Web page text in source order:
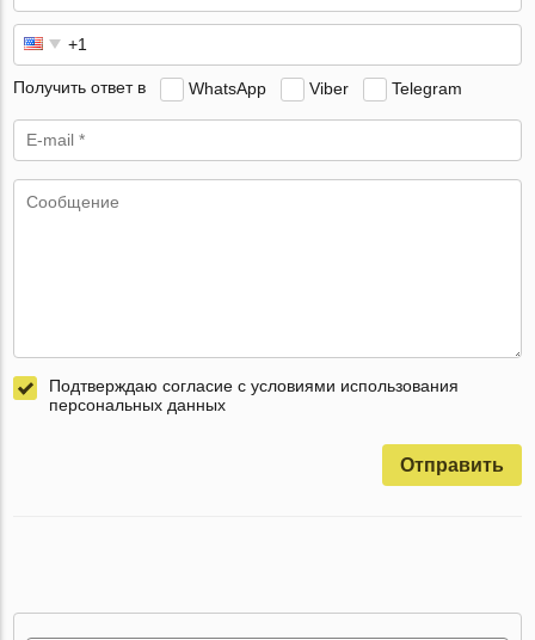
Получить ответ в WhatsApp Viber Telegram
Подтверждаю согласие с условиями использования
персональных данных
Отправить